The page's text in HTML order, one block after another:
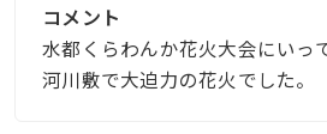
コメント
水都くらわんか花火大会にいっ
河川敷で大迫力の花火でした。